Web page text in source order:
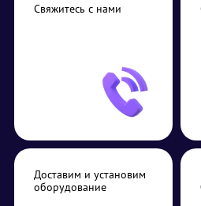
Свяжитесь с нами
Доставим и установим
оборудование